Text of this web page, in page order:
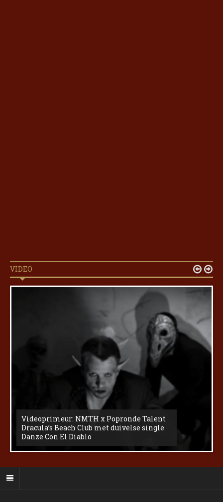
VIDEO
Videoprimeur: NMTH x Popronde Talent
Dracula’s Beach Club met duivelse single
Danze Con El Diablo
 